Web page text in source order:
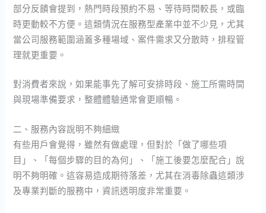
部分反饋會提到，熱門時段預約不易、等待時間較長，或臨
時更動較不方便。這類情況在服務型產業中並不少見，尤其
當公司服務範圍涵蓋多種場域、案件需求又分散時，排程管
理就更重要。
對消費者來說，如果能事先了解可安排時段、施工所需時間
與現場準備要求，整體體驗通常會更順暢。
二、服務內容說明不夠細緻
有些用戶會覺得，雖然有做處理，但對於「做了哪些項
目」、「每個步驟的目的為何」、「施工後要怎麼配合」說
明不夠明確。這容易造成期待落差，尤其在消毒除蟲這類涉
及專業判斷的服務中，資訊透明度非常重要。